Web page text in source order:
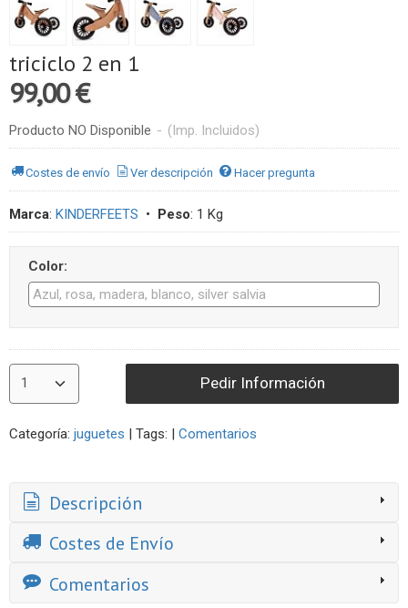
triciclo 2 en 1
99,00 €
Producto NO Disponible - (Imp. Incluidos)
Costes de envío Ver descripción Hacer pregunta
Marca: KINDERFEETS • Peso: 1 Kg
Color:
Pedir Información
Categoría: juguetes | Tags: | Comentarios
Descripción
Costes de Envío
Comentarios